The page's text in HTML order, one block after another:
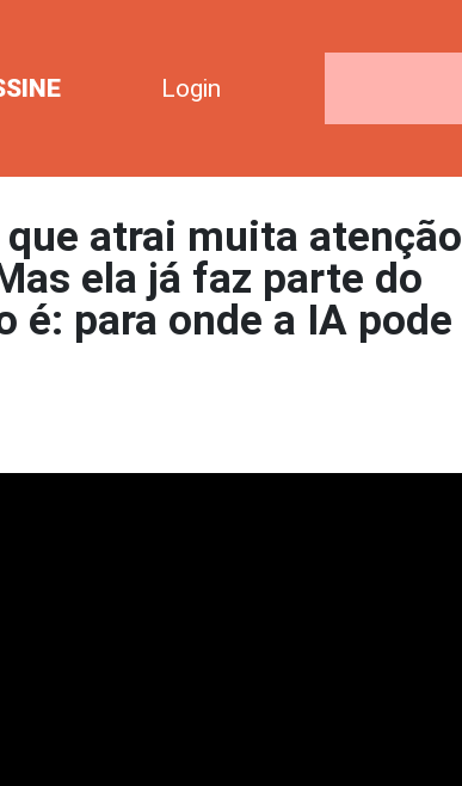
Login
atrai muita atenção
ela já faz parte do
é: para onde a IA pode